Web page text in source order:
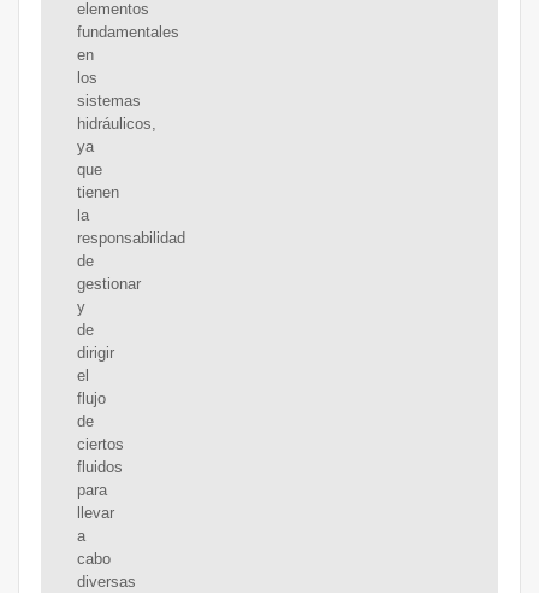
elementos
fundamentales
en
los
sistemas
hidráulicos,
ya
que
tienen
la
responsabilidad
de
gestionar
y
de
dirigir
el
flujo
de
ciertos
fluidos
para
llevar
a
cabo
diversas